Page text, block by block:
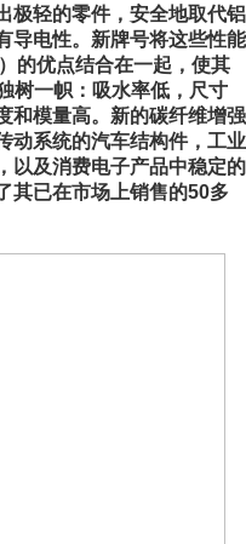
极轻的零件，安全地取代铝
导电性。新牌号将这些性能
的优点结合在一起，使其
树一帜：吸水率低，尺寸
和模量高。新的碳纤维增强
动系统的汽车结构件，工业
以及消费电子产品中稳定的
其已在市场上销售的50多